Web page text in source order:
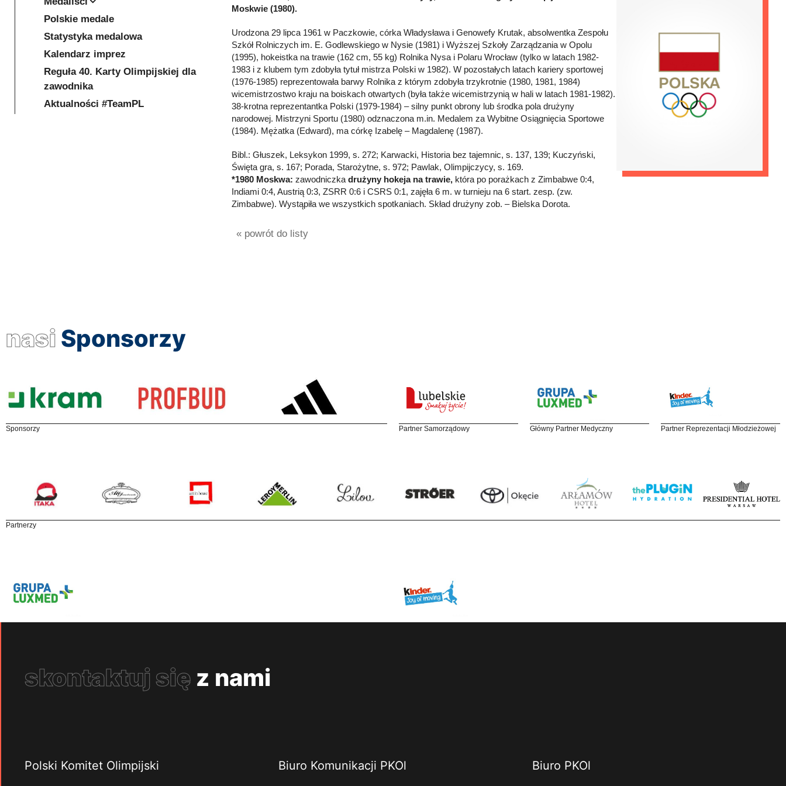
Moskwie (1980).
Urodzona 29 lipca 1961 w Paczkowie, córka Władysława i Genowefy Krutak, absolwentka Zespołu
Szkół Rolniczych im. E. Godlewskiego w Nysie (1981) i Wyższej Szkoły Zarządzania w Opolu
(1995), hokeistka na trawie (162 cm, 55 kg) Rolnika Nysa i Polaru Wrocław (tylko w latach 1982-
1983 i z klubem tym zdobyła tytuł mistrza Polski w 1982). W pozostałych latach kariery sportowej
(1976-1985) reprezentowała barwy Rolnika z którym zdobyła trzykrotnie (1980, 1981, 1984)
wicemistrzostwo kraju na boiskach otwartych (była także wicemistrzynią w hali w latach 1981-1982).
38-krotna reprezentantka Polski (1979-1984) – silny punkt obrony lub środka pola drużyny
narodowej. Mistrzyni Sportu (1980) odznaczona m.in. Medalem za Wybitne Osiągnięcia Sportowe
(1984). Mężatka (Edward), ma córkę Izabelę – Magdalenę (1987).
Bibl.: Głuszek, Leksykon 1999, s. 272; Karwacki, Historia bez tajemnic, s. 137, 139; Kuczyński,
Święta gra, s. 167; Porada, Starożytne, s. 972; Pawlak, Olimpijczycy, s. 169.
*1980 Moskwa: zawodniczka drużyny hokeja na trawie, która po porażkach z Zimbabwe 0:4,
Indiami 0:4, Austrią 0:3, ZSRR 0:6 i CSRS 0:1, zajęła 6 m. w turnieju na 6 start. zesp. (zw.
Zimbabwe). Wystąpiła we wszystkich spotkaniach. Skład drużyny zob. – Bielska Dorota.
« powrót do listy
Polskie medale
Statystyka medalowa
Kalendarz imprez
Reguła 40. Karty Olimpijskiej dla
zawodnika
Aktualności #TeamPL
nasi Sponsorzy
Sponsorzy Partner Samorządowy Główny Partner Medyczny Partner Reprezentacji Młodzieżowej
Partnerzy
skontaktuj się z nami
Polski Komitet Olimpijski Biuro Komunikacji PKOl Biuro PKOl